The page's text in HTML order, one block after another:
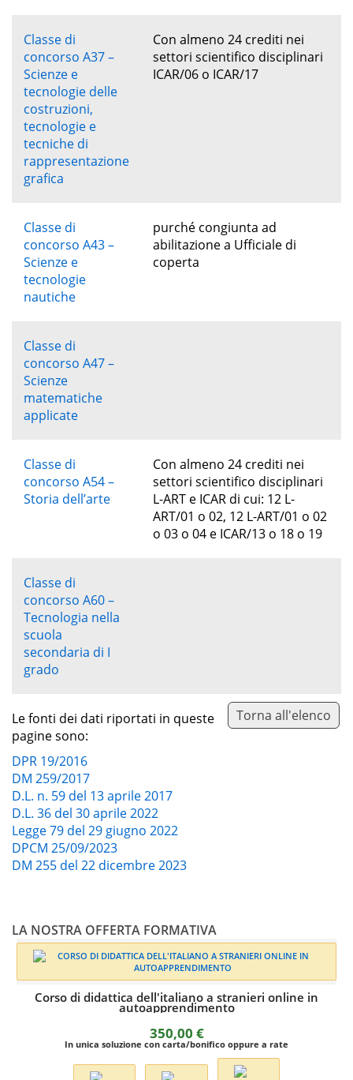
Classe di
concorso A37 –
Scienze e
tecnologie delle
costruzioni,
tecnologie e
tecniche di
rappresentazione
grafica
Con almeno 24 crediti nei
settori scientifico disciplinari
ICAR/06 o ICAR/17
Classe di
concorso A43 –
Scienze e
tecnologie
nautiche
purché congiunta ad
abilitazione a Ufficiale di
coperta
Classe di
concorso A47 –
Scienze
matematiche
applicate
Classe di
concorso A54 –
Storia dell’arte
Con almeno 24 crediti nei
settori scientifico disciplinari
L-ART e ICAR di cui: 12 L-
ART/01 o 02, 12 L-ART/01 o 02
o 03 o 04 e ICAR/13 o 18 o 19
Classe di
concorso A60 –
Tecnologia nella
scuola
secondaria di I
grado
Torna all'elenco
Le fonti dei dati riportati in queste
pagine sono:
DPR 19/2016
DM 259/2017
D.L. n. 59 del 13 aprile 2017
D.L. 36 del 30 aprile 2022
Legge 79 del 29 giugno 2022
DPCM 25/09/2023
DM 255 del 22 dicembre 2023
LA NOSTRA OFFERTA FORMATIVA
a stranieri online in
bonifico oppure a rate